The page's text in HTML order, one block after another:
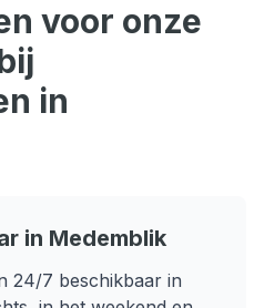
voor onze
in
in Medemblik
24/7 beschikbaar in